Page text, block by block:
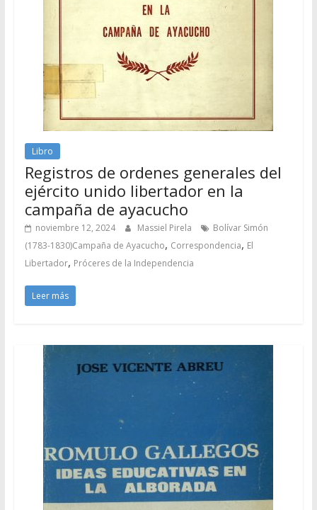
Libro
Registros de ordenes generales del
ejército unido libertador en la
campaña de ayacucho
noviembre 12, 2024 Massiel Pirela
Bolívar Simón
(1783-1830)Campaña de Ayacucho, Correspondencia, El
Libertador, Próceres de la Independencia
Leer más